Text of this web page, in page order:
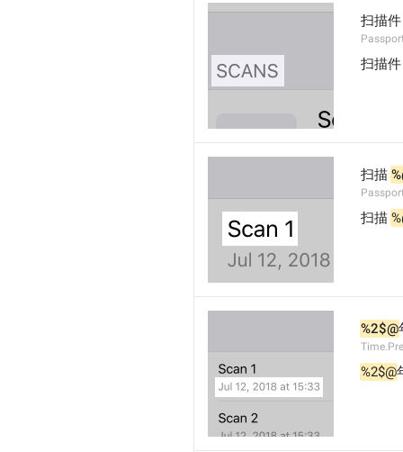
扫描件
扫描件
扫描
扫描
%2$@
%2$@